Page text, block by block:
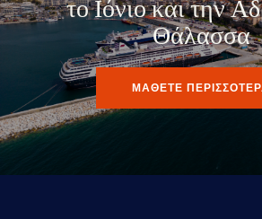
το Ιόνιο και την
Θάλασσα
ΜΑΘΕΤΕ